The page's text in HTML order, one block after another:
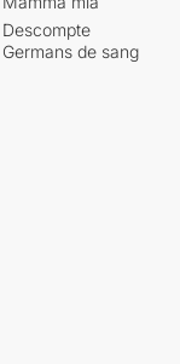
Descompte
Germans de sang